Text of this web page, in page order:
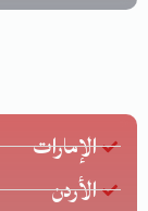
الإمارات
الأردن